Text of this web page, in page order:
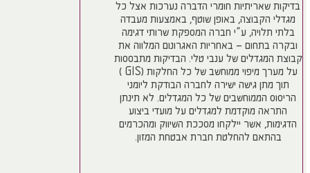
בדיקות שאריתיות חומרי הדברה נערכות אצל כל
מגדלי הקבוצה, באופן שוטף, באמצעות מעבדה
בלתי תלויה, ע”י חברה המספקת שרותי דגימה
ובקרה בתחום – באחריות האגרונום המלווה את
קבוצת המגדלים של ענבי טלי. הבדיקות מתבססות
על מערך מיפוי ממוחשב של כל החלקות (GIS )
תוך מתן גישה ישירה לחברה הבודקת ליומני
הריסוס הממוחשבים של כל המגדלים. לא תינתן
התראה מוקדמת למגדלים על מועדי ביצוע
הדגימות, אשר יילקחו מסככת השיווק ומהכרמים
בהתאם להחלטת חברת אבטחת המזון.